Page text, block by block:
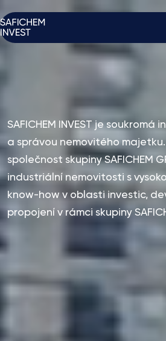
SAFICHEM INVEST je
zabývající zhodnocováním a
majetku. Byla založena v roce
společnost skupiny SAFICHEM
na komerční, rezidenční a
vysokou přidanou hodnotou.
z know-how v oblasti investic,
nemovitostí a jedinečného
SAFICHEM INVEST je
a správou nemovitého
společnost skupiny SAFICHEM
industriální nemovitosti s
know-how v oblasti investic,
propojení v rámci skupiny